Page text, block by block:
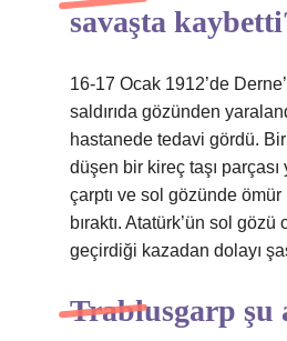
savaşta
16-17 Ocak 1912’de
saldırıda gözünden
hastanede tedavi gördü.
düşen bir kireç taşı
çarptı ve sol gözünde ömür
bıraktı. Atatürk’ün sol gözü
geçirdiği kazadan dolayı
Trablusgarp şu